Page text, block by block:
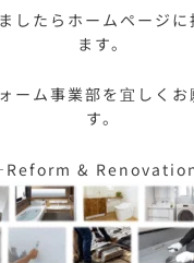
したらホームページに
ます。
ーム事業部を宜しくお
す。
&